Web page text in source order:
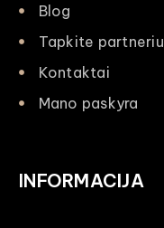
Blog
Tapkite partneriu
Kontaktai
Mano paskyra
INFORMACIJA